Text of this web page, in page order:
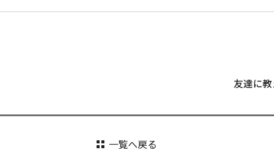
友達に教
一覧へ戻る